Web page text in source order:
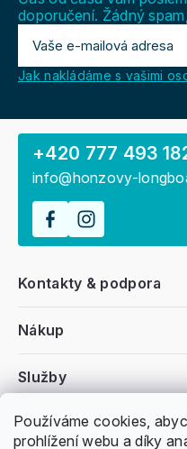
Používáme cookies,
prohlížení webu a díky
doporučení. Žádný
Jak nakládáme s vašimi
Všeobecné informace
Nákup
Kontakty & podpora
Služby
+420 777 493
info@honzovy-